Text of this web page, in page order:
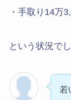
・手取り14万
という状況でし
若